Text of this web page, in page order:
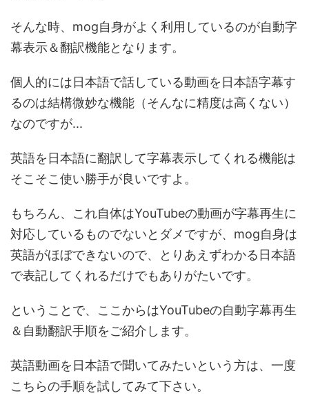
そんな時、mog自身がよく利用しているのが自動字
幕表示＆翻訳機能となります。
個人的には日本語で話している動画を日本語字幕す
るのは結構微妙な機能（そんなに精度は高くない）
なのですが...
英語を日本語に翻訳して字幕表示してくれる機能は
そこそこ使い勝手が良いですよ。
もちろん、これ自体はYouTubeの動画が字幕再生に
対応しているものでないとダメですが、mog自身は
英語がほぼできないので、とりあえずわかる日本語
で表記してくれるだけでもありがたいです。
ということで、ここからはYouTubeの自動字幕再生
＆自動翻訳手順をご紹介します。
英語動画を日本語で聞いてみたいという方は、一度
こちらの手順を試してみて下さい。